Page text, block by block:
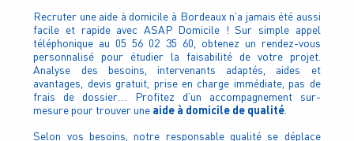
Recruter une aide à domicile à Bordeaux n’a jamais été aussi
facile et rapide avec ASAP Domicile ! Sur simple appel
téléphonique au 05 56 02 35 60, obtenez un rendez-vous
personnalisé pour étudier la faisabilité de votre projet.
Analyse des besoins, intervenants adaptés, aides et
avantages, devis gratuit, prise en charge immédiate, pas de
frais de dossier… Profitez d’un accompagnement sur-
mesure pour trouver une aide à domicile de qualité
Selon vos besoins, notre responsable qualité se déplace